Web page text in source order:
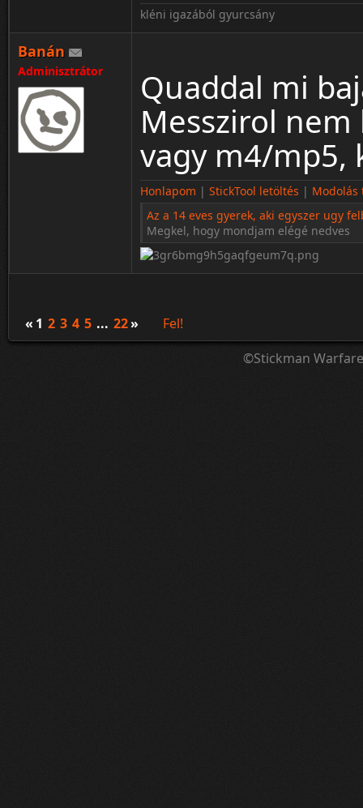
kléni igazából gyurcsány
Banán
Adminisztrátor
Quaddal mi
Messzirol
vagy m4/mp5,
Honlapom | StickTool letöltés | Modolás
Az a 14 eves gyerek, aki egyszer ugy
Megkel, hogy mondjam elégé nedves
« 1 2 3 4 5 ... 22»
Fel!
©Stickman Warfare